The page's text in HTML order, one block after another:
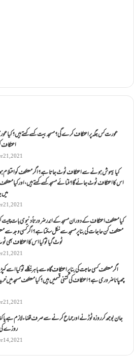
عورت کس جگہ پر اعتکاف کرے گی؟مسجد بیت کسے کہتے ہیں؟کیا
اعتکاف
21, 2021
کیا بیہوش ہونے سے اعتکاف ٹوٹ جاتا ہے؟ اگر معتکف کو احتلام
اس کا اعتکاف ٹوٹ جائے گا؟فنائے مسجد کسے کہتے ہیں ، اور کیا
21, 2021
کیا معتکف اعتکاف کے دوران مسجد کے اندر ضرورتاً دنیوی بات چیت
معتکف کن حاجات کی بنا پر مسجد سے نکل سکتا ہے؟ اگر کسی وجہ سے
ٹوٹ گیا تو کیا اس کا اعتکاف بھی
21, 2021
اگر معتکف کسی حاجت کی بنا پر اعتکاف گاہ سے باہر نکلے تو کیا
چھپانا ضروری ہے؟اعتکاف کی کتنی قسمیں ہیں؟کیا معتکف مسجد میں
21, 2021
جان بوجھ کر روزہ ٹوڑنے اور جماع کرنے سے صرف قضاء لازم ہے یا
روزے
14, 2021